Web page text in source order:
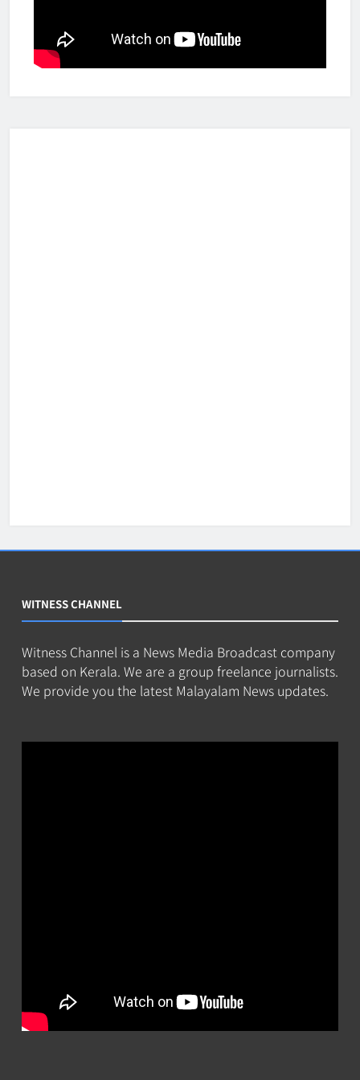
WITNESS CHANNEL
Witness Channel is a News Media Broadcast company
based on Kerala. We are a group freelance journalists.
We provide you the latest Malayalam News updates.